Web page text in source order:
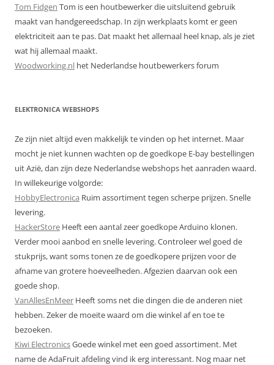
Tom Fidgen Tom is een houtbewerker die uitsluitend gebruik
maakt van handgereedschap. In zijn werkplaats komt er geen
elektriciteit aan te pas. Dat maakt het allemaal heel knap, als je ziet
wat hij allemaal maakt.
Woodworking.nl het Nederlandse houtbewerkers forum
ELEKTRONICA WEBSHOPS
Ze zijn niet altijd even makkelijk te vinden op het internet. Maar
mocht je niet kunnen wachten op de goedkope E-bay bestellingen
uit Azië, dan zijn deze Nederlandse webshops het aanraden waard.
In willekeurige volgorde:
HobbyElectronica Ruim assortiment tegen scherpe prijzen. Snelle
levering.
HackerStore Heeft een aantal zeer goedkope Arduino klonen.
Verder mooi aanbod en snelle levering. Controleer wel goed de
stukprijs, want soms tonen ze de goedkopere prijzen voor de
afname van grotere hoeveelheden. Afgezien daarvan ook een
goede shop.
VanAllesEnMeer Heeft soms net die dingen die de anderen niet
hebben. Zeker de moeite waard om die winkel af en toe te
bezoeken.
Kiwi ElectronicsGoede winkel met een goed assortiment. Met
name de AdaFruit afdeling vind ik erg interessant. Nog maar net